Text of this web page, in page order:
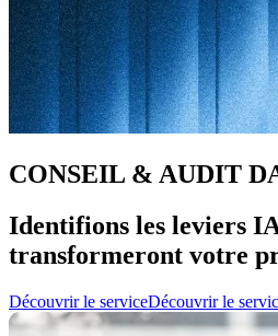
CONSEIL & AUDIT
Identifions les leviers
transformeront votre
Découvrir le serviceDécouvrir le